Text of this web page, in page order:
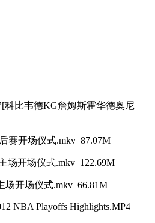
比韦德KG詹姆斯霍华德奥尼
开场仪式.mkv 87.07M
开场仪式.mkv 122.69M
开场仪式.mkv 66.81M
NBA Playoffs Highlights.MP4